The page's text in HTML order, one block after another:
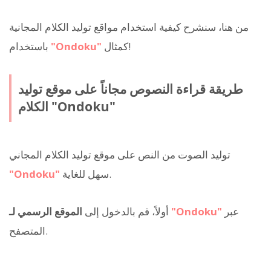
من هنا، سنشرح كيفية استخدام مواقع توليد الكلام المجانية
"Ondoku" كمثال!
طريقة قراءة النصوص مجاناً على موقع توليد
الكلام "Ondoku"
توليد الصوت من النص على موقع توليد الكلام المجاني
"Ondoku"
سهل للغاية.
أولاً، قم بالدخول إلى "Ondoku"
المتصفح.